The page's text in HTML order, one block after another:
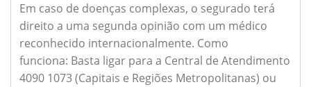
Em caso de doenças complexas, o segurado terá
direito a uma segunda opinião com um médico
reconhecido internacionalmente. Como
funciona: Basta ligar para a Central de Atendimento
4090 1073 (Capitais e Regiões Metropolitanas) ou